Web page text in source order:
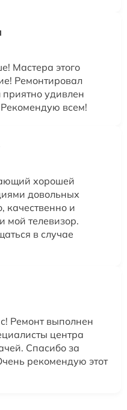
Мастера этого
Ремонтировал
приятно удивлен
всем!
хорошей
довольных
качественно и
мой телевизор.
в случае
Ремонт выполнен
центра
Спасибо за
рекомендую этот